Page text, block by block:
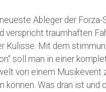
Ableger der Forza-
verspricht traumhaften
Kulisse. Mit dem
soll man in einer
von einem Musikevent
können. Was dran ist und